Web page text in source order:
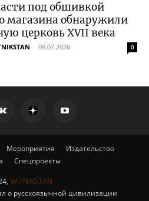
под обшивкой
магазина обнаружили
церковь XVII века
- 09.07.2026 0
Мероприятия
Издательство
Спецпроекты
VATNIKSTAN
о русскоязычной цивилизации